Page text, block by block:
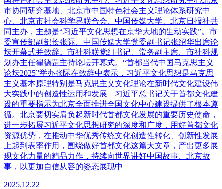
市协同研究基地、北京市中国特色社会主义理论体系研究中
心、北京市社会科学界联合会、中国传媒大学、北京日报社共
同主办，主题是“习近平文化思想在京华大地的生动实践”。市
委宣传部副部长张际、中国传媒大学党委副书记张绍华出席论
坛开幕式并致辞。市社科联党组书记、常务副主席、市社科规
划办主任翟德罡主持论坛开幕式。“首都当代中国马克思主义
论坛2025”举办张际在致辞中表示，习近平文化思想是马克思
主义基本原理特别是马克思主义文化理论在新时代文化建设伟
大实践中的创造性运用和发展，习近平总书记关于首都文化建
设的重要指示为北京全面推进全国文化中心建设提供了根本遵
循。北京要切实肩负起新时代首都文化发展的重要历史使命，
进一步拓展习近平文化思想研究的深度和广度，用好首都文化
资源优势，在推动中华优秀传统文化创造性转化、创新性发展
上起到表率作用，围绕做好首都文化这篇大文章，产出更多展
现文化力量的精品力作，持续向世界讲好中国故事、北京故
事，以更加自信从容的姿态展现中
2025.12.22